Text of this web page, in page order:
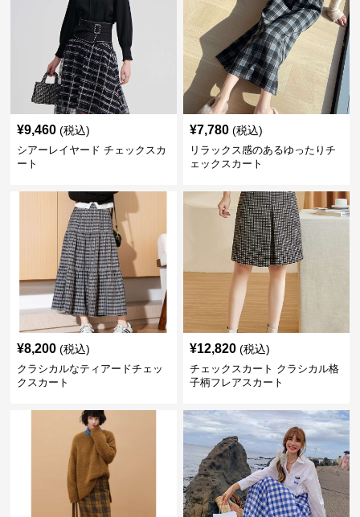
¥9,460 (税込)
シアーレイヤード チェックスカ
ート
¥7,780 (税込)
リラックス感のあるゆったりチ
ェックスカート
¥8,200 (税込)
クラシカルなティアードチェッ
クスカート
¥12,820 (税込)
チェックスカート クラシカル格
子柄フレアスカート